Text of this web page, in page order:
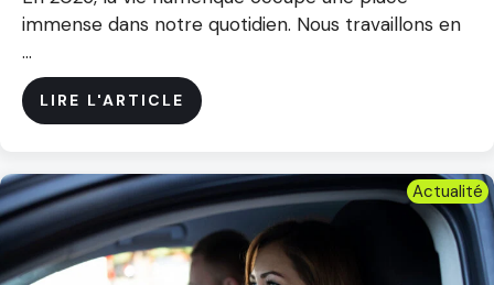
immense dans notre quotidien. Nous travaillons en
...
LIRE L'ARTICLE
Actualité